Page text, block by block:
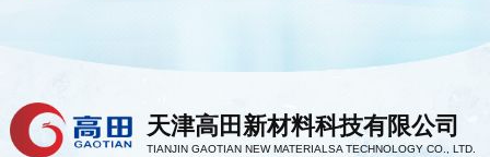
天津高田新材料科技有限公司
TIANJIN GAOTIAN NEW MATERIALSA TECHNOLOGY CO., LTD.